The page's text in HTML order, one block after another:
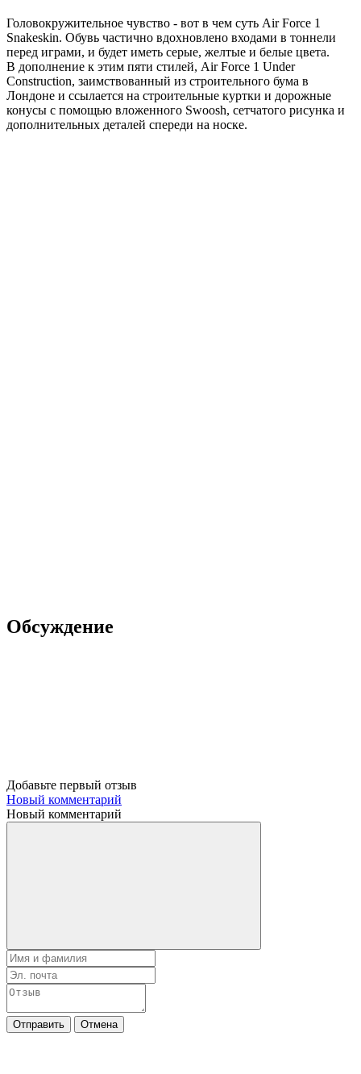
Головокружительное чувство - вот в чем суть Air Force 1
Snakeskin. Обувь частично вдохновлено входами в тоннели
перед играми, и будет иметь серые, желтые и белые цвета.
В дополнение к этим пяти стилей, Air Force 1 Under
Construction, заимствованный из строительного бума в
Лондоне и ссылается на строительные куртки и дорожные
конусы с помощью вложенного Swoosh, сетчатого рисунка и
дополнительных деталей спереди на носке.
Обсуждение
Добавьте первый отзыв
Новый комментарий
Новый комментарий
Отправить Отмена